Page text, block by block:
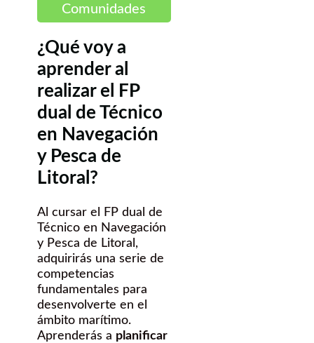
Comunidades
¿Qué voy a
aprender al
realizar el FP
dual de Técnico
en Navegación
y Pesca de
Litoral?
Al cursar el FP dual de
Técnico en Navegación
y Pesca de Litoral,
adquirirás una serie de
competencias
fundamentales para
desenvolverte en el
ámbito marítimo.
Aprenderás a planificar